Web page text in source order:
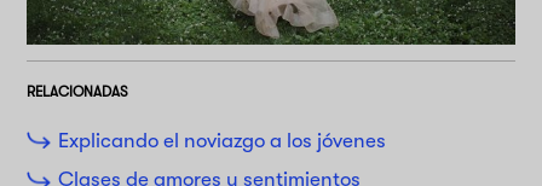
RELACIONADAS
Explicando el noviazgo a los jóvenes
Clases de amores y sentimientos